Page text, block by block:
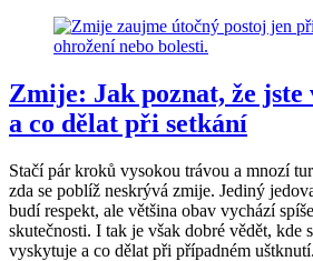
Zmije: Jak poznat, že
a co dělat při setkání
Stačí pár kroků vysokou trávou a mnozí
zda se poblíž neskrývá zmije. Jediný
budí respekt, ale většina obav vychází
skutečnosti. I tak je však dobré vědět, kde
vyskytuje a co dělat při případném uštknutí.